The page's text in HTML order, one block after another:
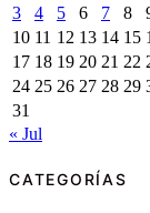
3
4 5 6 7 8
10 11 12 13 14 15
17 18 19 20 21 22
24 25 26 27 28 29
31
« Jul
CATEGORÍAS